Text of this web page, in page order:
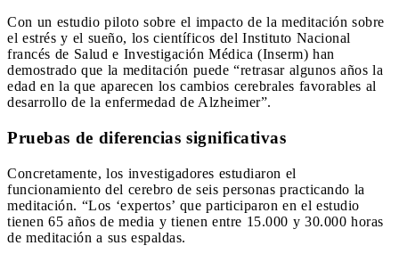
Con un estudio piloto sobre el impacto de la meditación sobre
el estrés y el sueño, los científicos del Instituto Nacional
francés de Salud e Investigación Médica (Inserm) han
demostrado que la meditación puede “retrasar algunos años la
edad en la que aparecen los cambios cerebrales favorables al
desarrollo de la enfermedad de Alzheimer”.
Pruebas de diferencias significativas
Concretamente, los investigadores estudiaron el
funcionamiento del cerebro de seis personas practicando la
meditación. “Los ‘expertos’ que participaron en el estudio
tienen 65 años de media y tienen entre 15.000 y 30.000 horas
de meditación a sus espaldas.